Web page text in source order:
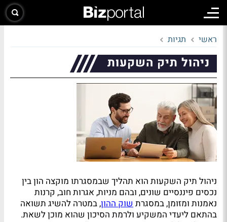
ראשי תגיות
ניהול תיק השקעות
ניהול תיק השקעות הוא תהליך שבמסגרתו מוקצה הון בין
נכסים פיננסיים שונים, ובהם מניות, אגרות חוב, קרנות
נאמנות ומזומן, במסגרתשוק ההון, במטרה להשיג תשואה
בהתאם ליעדי המשקיע ולרמת הסיכון שהוא מוכן לשאת.